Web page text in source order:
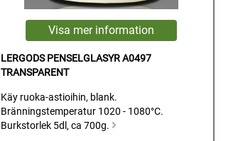
LERGODS PENSELGLASYR A0497
TRANSPARENT
Käy ruoka-astioihin, blank.
Bränningstemperatur 1020 - 1080°C.
Burkstorlek 5dl, ca 700g.